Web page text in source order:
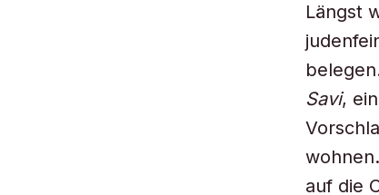
Längst
Savi,
auf die